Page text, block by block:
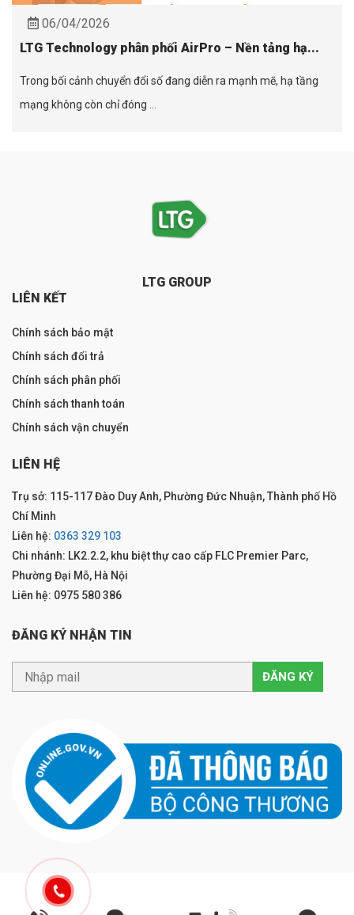
06/04/2026
LTG Technology phân phối AirPro – Nền tảng hạ...
Trong bối cảnh chuyển đổi số đang diễn ra mạnh mẽ, hạ tầng
mạng không còn chỉ đóng ...
LTG GROUP
LIÊN KẾT
Chính sách bảo mật
Chính sách đổi trả
Chính sách phân phối
Chính sách thanh toán
Chính sách vận chuyển
LIÊN HỆ
Trụ sở: 115-117 Đào Duy Anh, Phường Đức Nhuận, Thành phố Hồ
Chí Minh
Liên hệ: 0363 329 103
Chi nhánh: LK2.2.2, khu biệt thự cao cấp FLC Premier Parc,
Phường Đại Mỗ, Hà Nội
Liên hệ: 0975 580 386
ĐĂNG KÝ NHẬN TIN